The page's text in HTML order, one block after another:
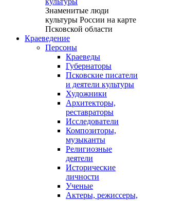
Знаменитые люди
культуры России на карте
Псковской области
Краеведение
Персоны
Краеведы
Губернаторы
Псковские писатели
и деятели культуры
Художники
Архитекторы,
реставраторы
Исследователи
Композиторы,
музыканты
Религиозные
деятели
Исторические
личности
Ученые
Актеры, режиссеры,